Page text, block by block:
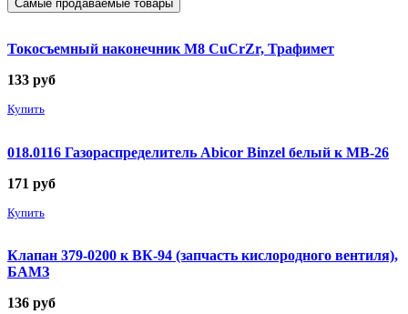
Самые продаваемые товары
Токосъемный наконечник М8 CuCrZr, Трафимет
133 руб
Купить
018.0116 Газораспределитель Abicor Binzel белый к MB-26
171 руб
Купить
Клапан 379-0200 к ВК-94 (запчасть кислородного вентиля),
БАМЗ
136 руб